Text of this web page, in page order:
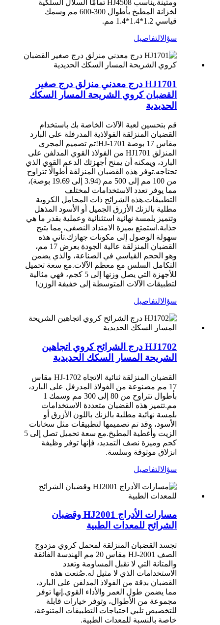
ومتينة.يناسب HJ4508 تمامًا السلال السلكية
لخزانة المطبخ بأطوال 300-600 مم وسمك
قياسي 1.2*1.4*1.4 مم.
سؤالالتفاصيل
HJ1701 درج معدني منزلق درج صغير
القضبان كروي الشريحة المسار السكك
الحديدية
قم بتحسين لعبة الآلات الخاصة بك باستخدام
القضبان المنزلقة الفولاذية المدرفلة على البارد
مقاس 17 بوصة HJ-1701!تم تصميم المجرى
المنزلق HJ1701 من الفولاذ القوي المدلفن على
البارد، ويمكنه أن يمنح أجهزتك الدعم القوي الذي
تحتاجه.توفر هذه القضبان المنزلقة أطوالًا تتراوح
من 100 مم إلى 500 مم (3.94 إلى 19.69 بوصة)،
مما يوفر تعدد الاستخدامات لمختلف
التطبيقات.هذه الشرائح ذات المحامل الكروية
مطلية بالزنك الأزرق الجميل أو الأسود المذهل
وتتميز بلمسة نهائية استثنائية وعملية بقدر ما هي
جذابة.استمتع بميزة الامتداد النصفي، مما يتيح
سهولة الوصول إلى مكونات جهازك.تأتي هذه
القضبان المنزلقة عالية الجودة بعرض 17 مم،
وهو الحجم القياسي في الصناعة، والذي يضمن
التكامل السلس مع معظم الآلات.مع سعة تحميل
للأجهزة التي يصل وزنها إلى 5 كجم، فهي مثالية
لتطبيقات الآلات المتوسطة إلى خفيفة الوزن!
سؤالالتفاصيل
HJ1702 درج الشرائح كروي اتجاهين
الشريحة المسار السكك الحديدية
القضبان المنزلقة ثنائية الاتجاه HJ-1702 مقاس
17 مم مصنوعة من الفولاذ المدرفل على البارد،
بأطوال تتراوح من 80 إلى 300 مم وسمك 1
مم.تتميز هذه القضبان متعددة الاستخدامات
بلمسة نهائية مطلية بالزنك باللون الأزرق أو
الأسود، وقد تم تصميمها لتطبيقات مثل سخانات
الزيت وأغطية المطبخ.مع سعة تحميل تصل إلى 5
كجم وميزة نصف التمديد، فإنها توفر وظيفة
انزلاق موثوقة وسلسة.
سؤالالتفاصيل
مسارات الأدراج HJ2001 وقضبان
الشرائح للمعدات الطبية
تجسد القضبان المنزلقة لمحمل كروي مزدوج
الصف HJ-2001 مقاس 20 مم الهندسة الفائقة
والمتانة التي لا تقبل المساومة وتعدد
الاستخدامات الذي لا مثيل له.صُنعت هذه
القضبان بدقة من الفولاذ المدلفن على البارد،
مما يضمن طول العمر والأداء القوي.إنها توفر
مجموعة من الأطوال، وتوفر خيارات قابلة
للتخصيص تلبي احتياجات التطبيقات المتنوعة،
خاصة بالنسبة للمعدات الطبية.